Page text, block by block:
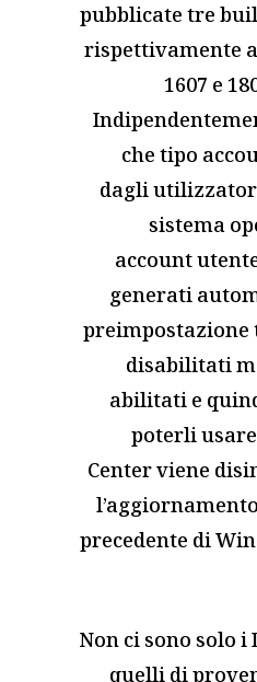
pubblicate tre
rispettivamente
1607 e
che tipo
dagli
sistema
account
generati
preimpostazione
disabilitati
abilitati e
poterli
Center viene
precedente di
Non ci sono solo i